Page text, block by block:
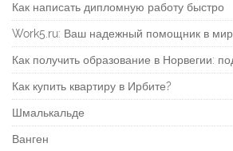
Как написать дипломную работу быстро
Work5.ru: Ваш надежный помощник в
Как получить образование в Норвегии:
Как купить квартиру в Ирбите?
Шмалькальде
Ванген